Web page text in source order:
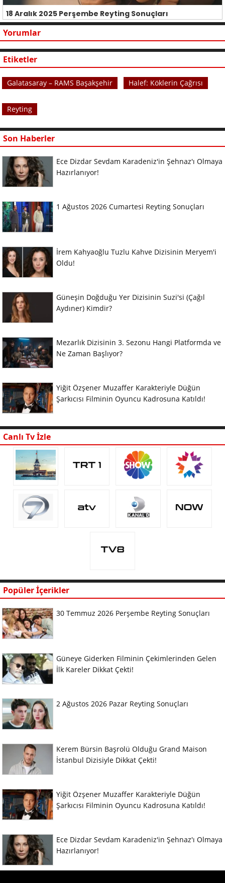
18 Aralık 2025 Perşembe Reyting Sonuçları
Yorumlar
Etiketler
Galatasaray – RAMS Başakşehir Halef: Köklerin Çağrısı
Reyting
Son Haberler
Ece Dizdar Sevdam Karadeniz'in Şehnaz'ı Olmaya
Hazırlanıyor!
1 Ağustos 2026 Cumartesi Reyting Sonuçları
İrem Kahyaoğlu Tuzlu Kahve Dizisinin Meryem'i
Oldu!
Güneşin Doğduğu Yer Dizisinin Suzi'si (Çağıl
Aydıner) Kimdir?
Mezarlık Dizisinin 3. Sezonu Hangi Platformda ve
Ne Zaman Başlıyor?
Yiğit Özşener Muzaffer Karakteriyle Düğün
Şarkıcısı Filminin Oyuncu Kadrosuna Katıldı!
Canlı Tv İzle
Popüler İçerikler
30 Temmuz 2026 Perşembe Reyting Sonuçları
Güneye Giderken Filminin Çekimlerinden Gelen
İlk Kareler Dikkat Çekti!
2 Ağustos 2026 Pazar Reyting Sonuçları
Kerem Bürsin Başrolü Olduğu Grand Maison
İstanbul Dizisiyle Dikkat Çekti!
Yiğit Özşener Muzaffer Karakteriyle Düğün
Şarkıcısı Filminin Oyuncu Kadrosuna Katıldı!
Ece Dizdar Sevdam Karadeniz'in Şehnaz'ı Olmaya
Hazırlanıyor!